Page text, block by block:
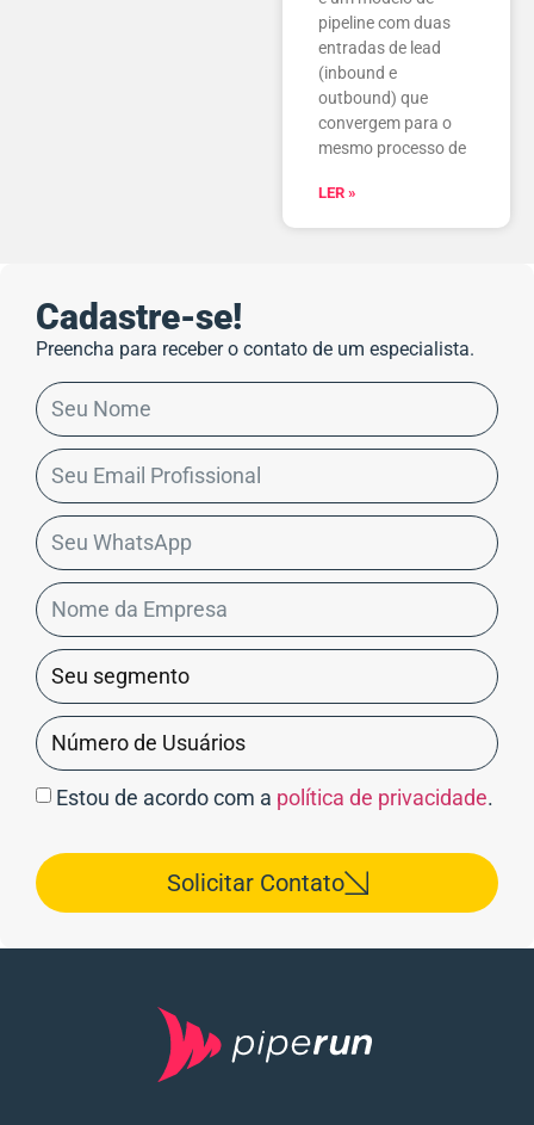
pipeline com duas
entradas de lead
(inbound e
outbound) que
convergem para o
mesmo processo de
LER »
Cadastre-se!
Preencha para receber o contato de um especialista.
Estou de acordo com a política de privacidade.
Solicitar Contato